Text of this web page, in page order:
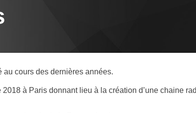
cours des dernières années.
à Paris donnant lieu à la création d’une chaine